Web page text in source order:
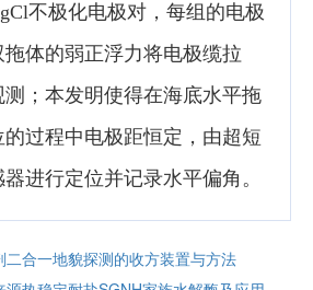
不极化电极对，每组的电极
体的弱正浮力将电极缆拉
；本发明使得在海底水平拖
过程中电极距恒定，由超短
进行定位并记录水平偏角。
合一地貌探测的收方装置与方法